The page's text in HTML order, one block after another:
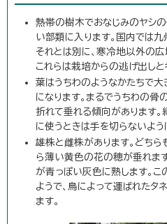
熱帯の樹木でおなじみのヤシ
い部類に入ります。国内では九
それとは別に、寒冷地以外の
これらは栽培からの逃げ出しと
葉はうちわのようなかたちで
になります。まるでうちわの骨
折れて垂れる傾向があります
に使うときは手を切らないよう
雄株と雌株があります。どち
ら薄い黄色の花の穂が垂れま
が青っぽい灰色に熟します。
ようで、鳥によって運ばれたタ
ます。